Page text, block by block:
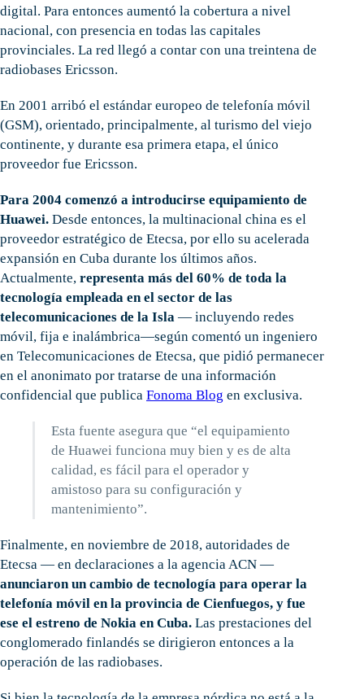
digital. Para entonces aumentó la cobertura a nivel
nacional, con presencia en todas las capitales
provinciales. La red llegó a contar con una treintena de
radiobases Ericsson.
En 2001 arribó el estándar europeo de telefonía móvil
(GSM), orientado, principalmente, al turismo del viejo
continente, y durante esa primera etapa, el único
proveedor fue Ericsson.
Para 2004 comenzó a introducirse equipamiento de
Huawei. Desde entonces, la multinacional china es el
proveedor estratégico de Etecsa, por ello su acelerada
expansión en Cuba durante los últimos años.
Actualmente, representa más del 60% de toda la
tecnología empleada en el sector de las
telecomunicaciones de la Isla — incluyendo redes
móvil, fija e inalámbrica—según comentó un ingeniero
en Telecomunicaciones de Etecsa, que pidió permanecer
en el anonimato por tratarse de una información
confidencial que publica Fonoma Blog en exclusiva.
Esta fuente asegura que “el equipamiento
de Huawei funciona muy bien y es de alta
calidad, es fácil para el operador y
amistoso para su configuración y
mantenimiento”.
Finalmente, en noviembre de 2018, autoridades de
Etecsa — en declaraciones a la agencia ACN —
anunciaron un cambio de tecnología para operar la
telefonía móvil en la provincia de Cienfuegos, y fue
ese el estreno de Nokia en Cuba. Las prestaciones del
conglomerado finlandés se dirigieron entonces a la
operación de las radiobases.